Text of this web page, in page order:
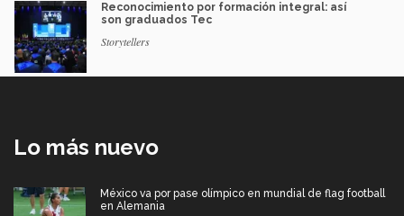
Reconocimiento por formación integral: así
son graduados Tec
Storytellers
Lo más nuevo
México va por pase olímpico en mundial de flag football
en Alemania